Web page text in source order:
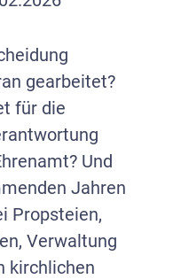
gearbeitet?
für die
Und
Jahren
Propsteien,
Verwaltung
kirchlichen